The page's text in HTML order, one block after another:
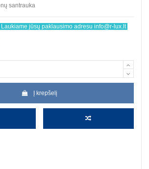
santrauka
Laukiame jūsų paklausimo adresu info@r-lux.lt
Į krepšelį